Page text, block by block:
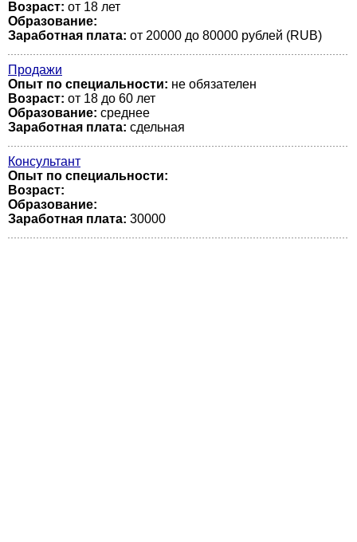
Возраст: от 18 лет
Образование:
Заработная плата: от 20000 до 80000 рублей (RUB)
Продажи
Опыт по специальности: не обязателен
Возраст: от 18 до 60 лет
Образование: среднее
Заработная плата: сдельная
Консультант
Опыт по специальности:
Возраст:
Образование:
Заработная плата: 30000